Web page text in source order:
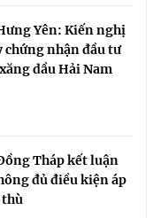
Yên: Kiến nghị
nhận đầu tư
dầu Hải Nam
Tháp kết luận
đủ điều kiện áp
thù